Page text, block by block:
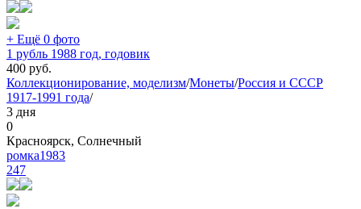
+ Ещё 0 фото
1 рубль 1988 год, годовик
400 руб.
Коллекционирование, моделизм/Монеты/Россия и СССР
1917-1991 года/
3 дня
0
Красноярск, Солнечный
ромка1983
247